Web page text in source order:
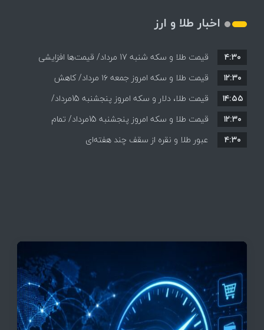
اخبار طلا و ارز
قیمت طلا و سکه شنبه 17 مرداد/ قیمت‌ها افزایشی
۴:۳۰
قیمت طلا و سکه امروز جمعه ۱۶ مرداد/ کاهش
قیمت ها+ جدول و جزییات
۱۲:۳۰
قیمت طلا، دلار و سکه امروز پنجشنبه 15مرداد/
افزایش قیمت ها + جدول
۱۴:۵۵
قیمت طلا و سکه امروز پنجشنبه 15مرداد/ تمام
قیمت ها بر مدار افزایش + جدول
۱۲:۳۰
عبور طلا و نقره از سقف چند هفته‌ای
۴:۳۰